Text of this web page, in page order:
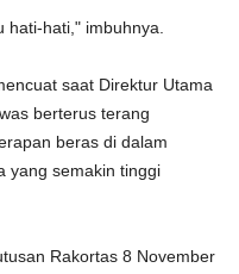
hati," imbuhnya.
saat Direktur Utama
berterus terang
beras di dalam
yang semakin tinggi
Rakortas 8 November